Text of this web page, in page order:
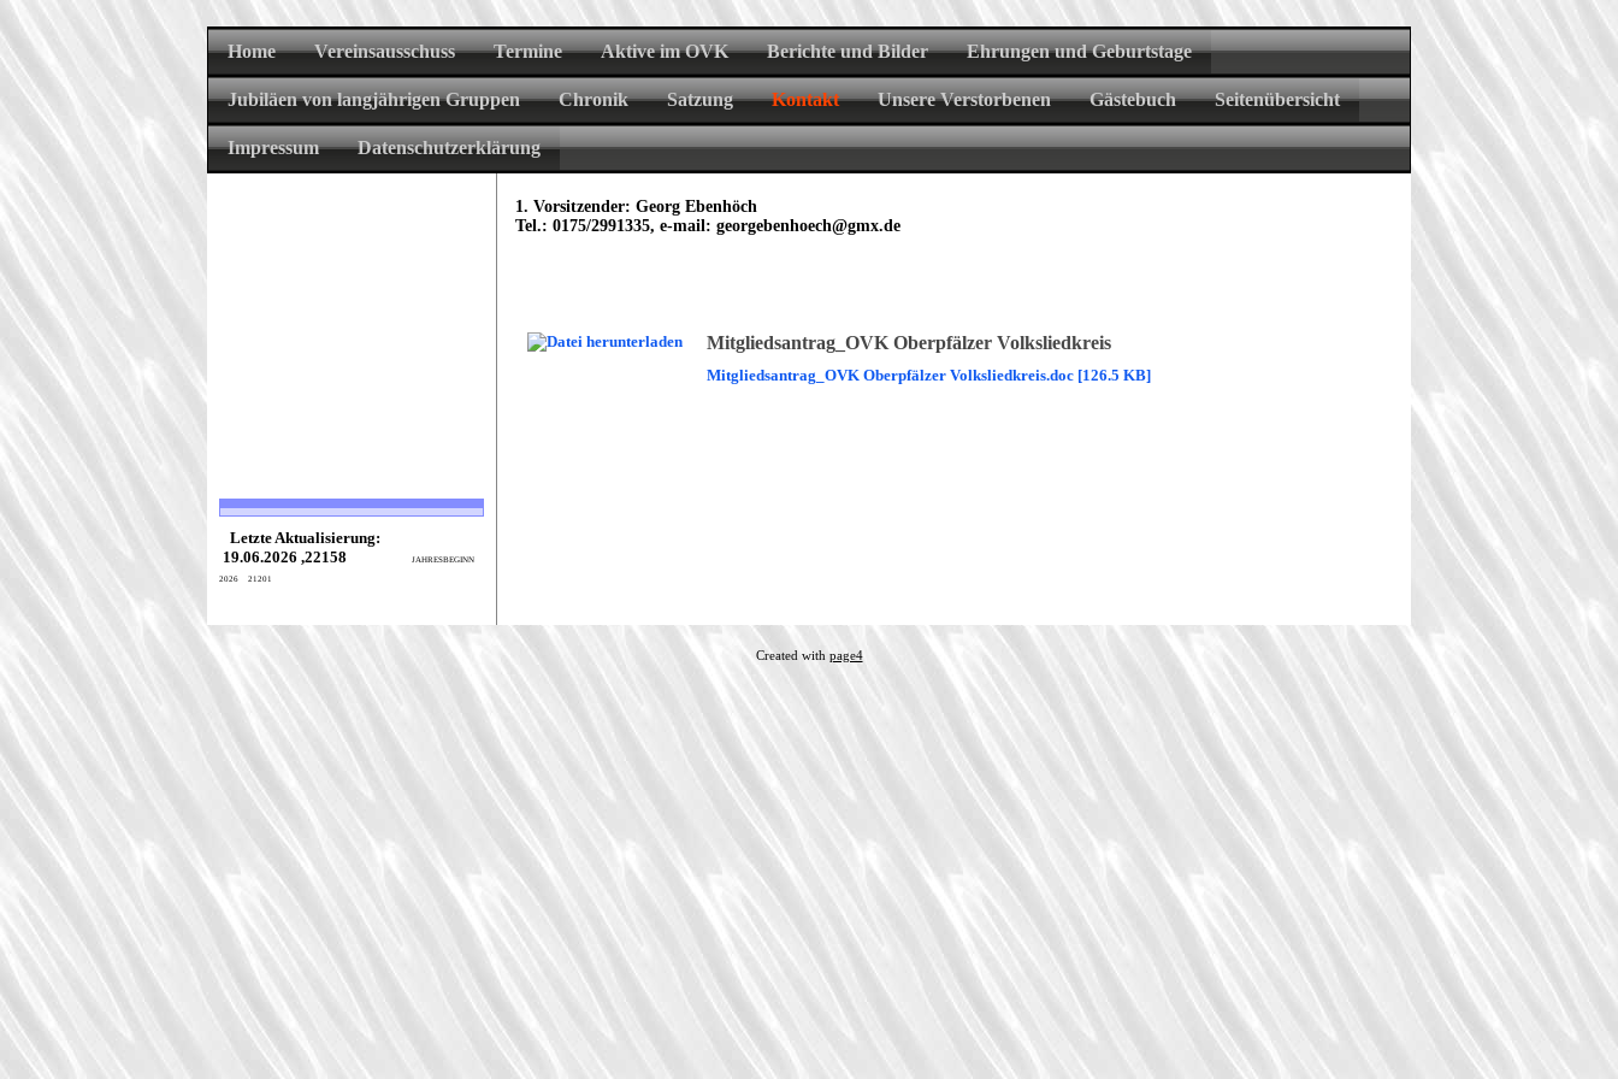
Home Vereinsausschuss Termine Aktive im OVK Berichte und Bilder Ehrungen und Geburtstage
Jubiläen von langjährigen Gruppen Chronik Satzung Kontakt Unsere Verstorbenen Gästebuch Seitenübersicht
Impressum Datenschutzerklärung
Letzte Aktualisierung:
19.06.2026 ,22158
JAHRESBEGINN
2026 21201
1. Vorsitzender: Georg Ebenhöch
Tel.: 0175/2991335, e-mail: georgebenhoech@gmx.de
Mitgliedsantrag_OVK Oberpfälzer Volksliedkreis
Mitgliedsantrag_OVK Oberpfälzer Volksliedkreis.doc [126.5 KB]
Created with page4